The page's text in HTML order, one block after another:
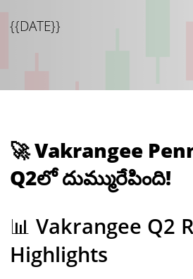
{{DATE}}
🚀 Vakrangee
Q2లో దుమ్మురేపింది!
📊Vakrangee Q2
Highlights